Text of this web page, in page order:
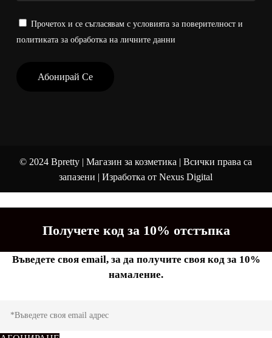
Прочетох и се съгласявам с условията за поверителност и
политиката за обработка на личните данни
© 2024 Bpretty | Магазин за козметика | Всички права са
запазени | Изработка отNexus Digital
Получете код за 10% отстъпка
Въведете своя email, за да получите своя код за 10%
намаление.